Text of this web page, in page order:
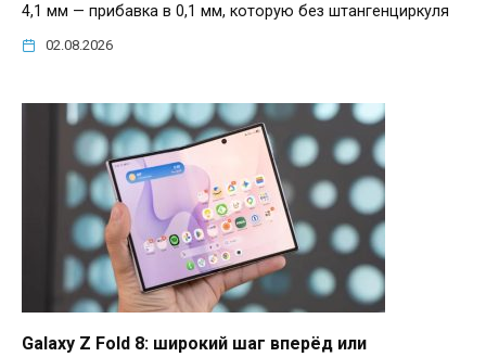
4,1 мм — прибавка в 0,1 мм, которую без штангенциркуля
02.08.2026
Galaxy Z Fold 8: широкий шаг вперёд или